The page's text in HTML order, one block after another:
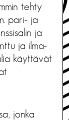
tehty
pari- ja
ja
ja ilma-
käyttävät
jonka